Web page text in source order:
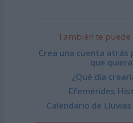
También te puede
Crea una cuenta atrás
que
¿Qué día
Efemérides
Calendario de